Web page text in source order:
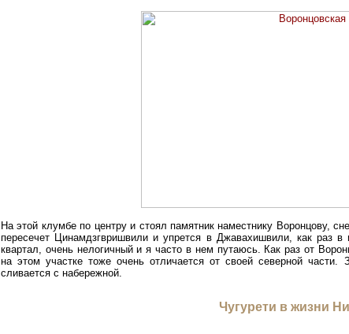
На этой клумбе по центру и стоял памятник наместнику Воронцову,
пересечет Цинамдзгвришвили и упрется в Джавахишвили, как раз
квартал, очень нелогичный и я часто в нем путаюсь. Как раз от
на этом участке тоже очень отличается от своей северной
сливается с набережной.
Чугурети в жизни